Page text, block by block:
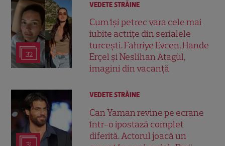
32
VEDETE STRĂINE
Cum își petrec vara cele mai
iubite actrițe din serialele
turcești. Fahriye Evcen, Hande
Erçel și Neslihan Atagül,
imagini din vacanță
VEDETE STRĂINE
Can Yaman revine pe ecrane
într-o ipostază complet
diferită. Actorul joacă un